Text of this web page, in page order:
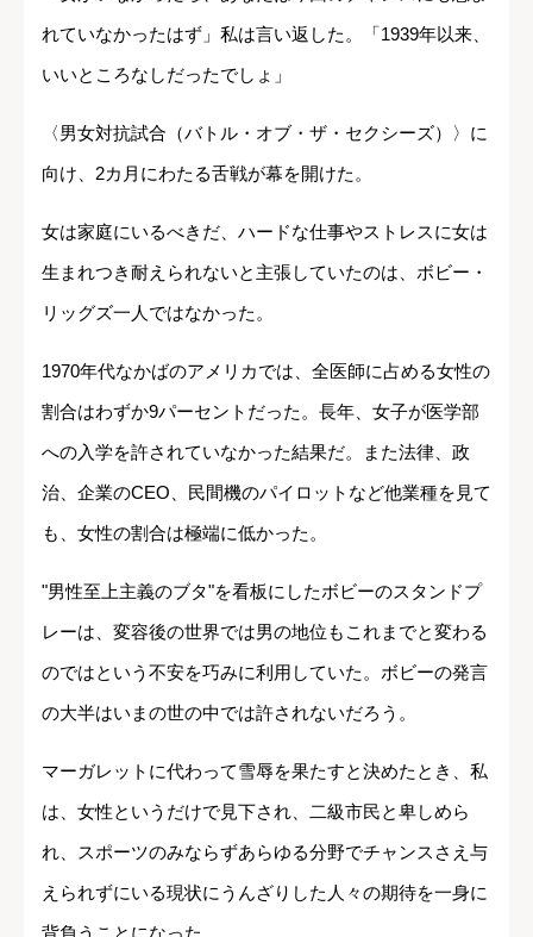
れていなかったはず」私は言い返した。「1939年以来、
いいところなしだったでしょ」
〈男女対抗試合（バトル・オブ・ザ・セクシーズ）〉に
向け、2カ月にわたる舌戦が幕を開けた。
女は家庭にいるべきだ、ハードな仕事やストレスに女は
生まれつき耐えられないと主張していたのは、ボビー・
リッグズ一人ではなかった。
1970年代なかばのアメリカでは、全医師に占める女性の
割合はわずか9パーセントだった。長年、女子が医学部
への入学を許されていなかった結果だ。また法律、政
治、企業のCEO、民間機のパイロットなど他業種を見て
も、女性の割合は極端に低かった。
"男性至上主義のブタ"を看板にしたボビーのスタンドプ
レーは、変容後の世界では男の地位もこれまでと変わる
のではという不安を巧みに利用していた。ボビーの発言
の大半はいまの世の中では許されないだろう。
マーガレットに代わって雪辱を果たすと決めたとき、私
は、女性というだけで見下され、二級市民と卑しめら
れ、スポーツのみならずあらゆる分野でチャンスさえ与
えられずにいる現状にうんざりした人々の期待を一身に
背負うことになった。